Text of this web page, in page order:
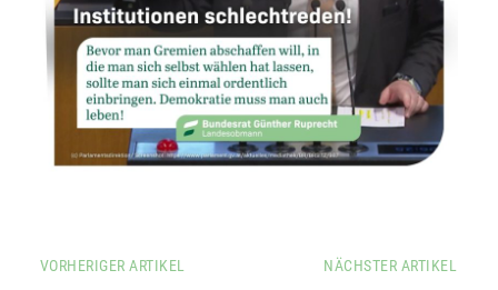
VORHERIGER ARTIKEL NÄCHSTER ARTIKEL